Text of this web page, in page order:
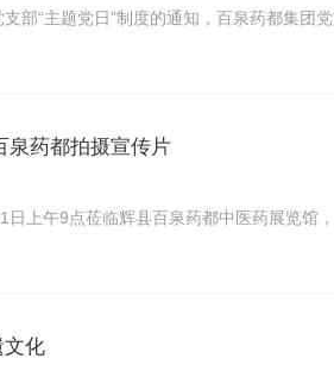
“主题党日”制度的通知，百泉药都集团党
泉药都拍摄宣传片
午9点莅临辉县百泉药都中医药展览馆，
文化